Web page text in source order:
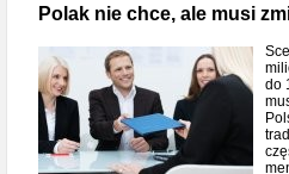
Polak nie chce, ale musi
do